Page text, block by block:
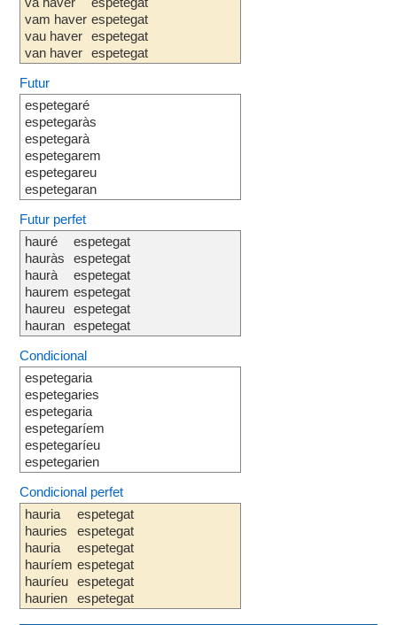
vam haver
vau haver
van haver
espetegat
espetegat
espetegat
Futur
espetegaré
espetegaràs
espetegarà
espetegarem
espetegareu
espetegaran
Futur perfet
hauré
hauràs
haurà
haurem
haureu
hauran
espetegat
espetegat
espetegat
espetegat
espetegat
espetegat
Condicional
espetegaria
espetegaries
espetegaria
espetegaríem
espetegaríeu
espetegarien
Condicional perfet
hauria
hauries
hauria
hauríem
hauríeu
haurien
espetegat
espetegat
espetegat
espetegat
espetegat
espetegat